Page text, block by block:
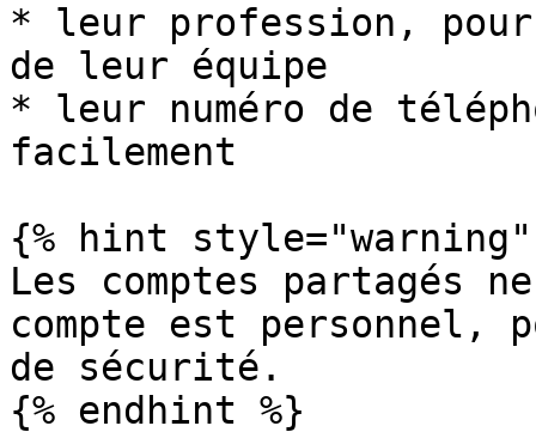
* leur profession,
de leur équipe
* leur numéro de
facilement
{% hint style="warning"
Les comptes partagés
compte est personnel,
de sécurité.
{% endhint %}